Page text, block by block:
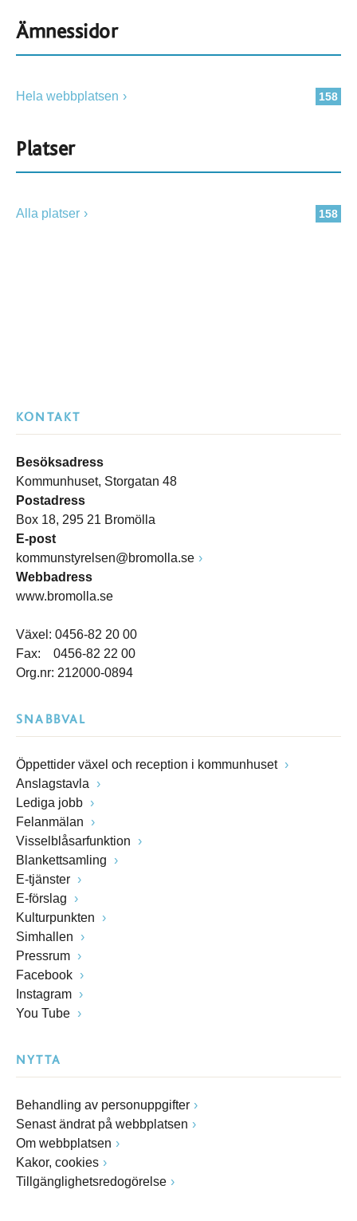
Ämnessidor
158
Hela webbplatsen
Platser
158
Alla platser
KONTAKT
Besöksadress
Kommunhuset, Storgatan 48
Postadress
Box 18, 295 21 Bromölla
E-post
kommunstyrelsen@bromolla.se
Webbadress
www.bromolla.se
Växel: 0456-82 20 00
Fax: 0456-82 22 00
Org.nr: 212000-0894
SNABBVAL
Öppettider växel och reception i kommunhuset
Anslagstavla
Lediga jobb
Felanmälan
Visselblåsarfunktion
Blankettsamling
E-tjänster
E-förslag
Kulturpunkten
Simhallen
Pressrum
Facebook
Instagram
You Tube
NYTTA
Behandling av personuppgifter
Senast ändrat på webbplatsen
Om webbplatsen
Kakor, cookies
Tillgänglighetsredogörelse